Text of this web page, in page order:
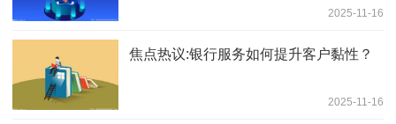
2025-11-16
焦点热议:银行服务如何提升客户黏性？
2025-11-16